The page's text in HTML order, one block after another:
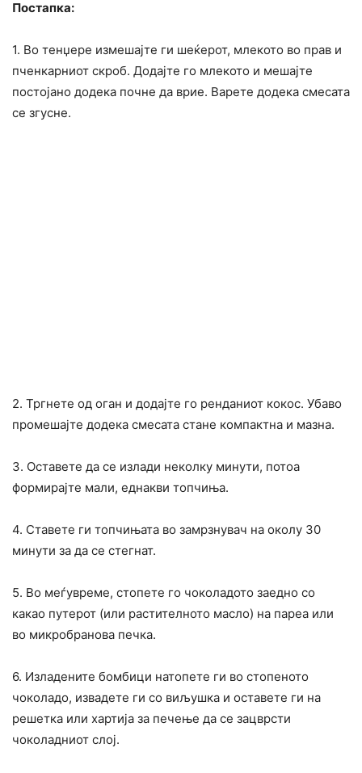
Постапка:
1. Во тенџере измешајте ги шеќерот, млекото во прав и
пченкарниот скроб. Додајте го млекото и мешајте
постојано додека почне да врие. Варете додека смесата
се згусне.
2. Тргнете од оган и додајте го ренданиот кокос. Убаво
промешајте додека смесата стане компактна и мазна.
3. Оставете да се излади неколку минути, потоа
формирајте мали, еднакви топчиња.
4. Ставете ги топчињата во замрзнувач на околу 30
минути за да се стегнат.
5. Во меѓувреме, стопете го чоколадото заедно со
какао путерот (или растителното масло) на пареа или
во микробранова печка.
6. Изладените бомбици натопете ги во стопеното
чоколадо, извадете ги со виљушка и оставете ги на
решетка или хартија за печење да се зацврсти
чоколадниот слој.